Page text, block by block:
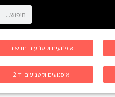
אופנועים וקטנועים חדשים
אופנועים וקטנועים יד 2